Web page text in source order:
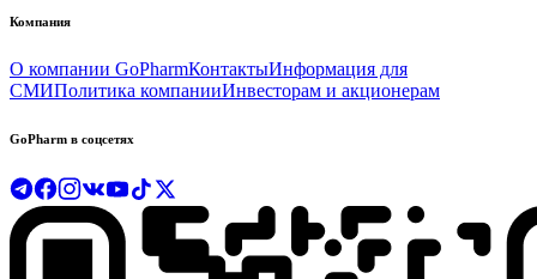
Компания
О компании GoPharmКонтактыИнформация для
СМИПолитика компанииИнвесторам и акционерам
GoPharm в соцсетях